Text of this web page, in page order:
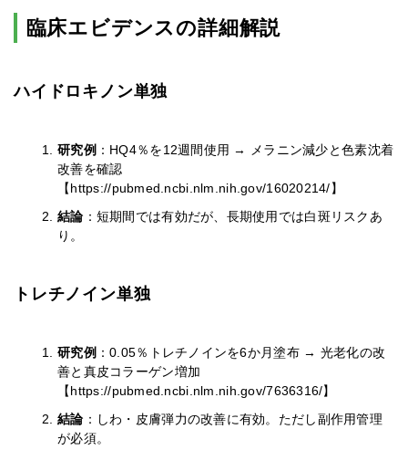
臨床エビデンスの詳細解説
ハイドロキノン単独
研究例 ：HQ4％を12週間使用 → メラニン減少と色素沈着
改善を確認
【https://pubmed.ncbi.nlm.nih.gov/16020214/】
結論 ：短期間では有効だが、長期使用では白斑リスクあ
り。
トレチノイン単独
研究例 ：0.05％トレチノインを6か月塗布 → 光老化の改
善と真皮コラーゲン増加
【https://pubmed.ncbi.nlm.nih.gov/7636316/】
結論 ：しわ・皮膚弾力の改善に有効。ただし副作用管理
が必須。